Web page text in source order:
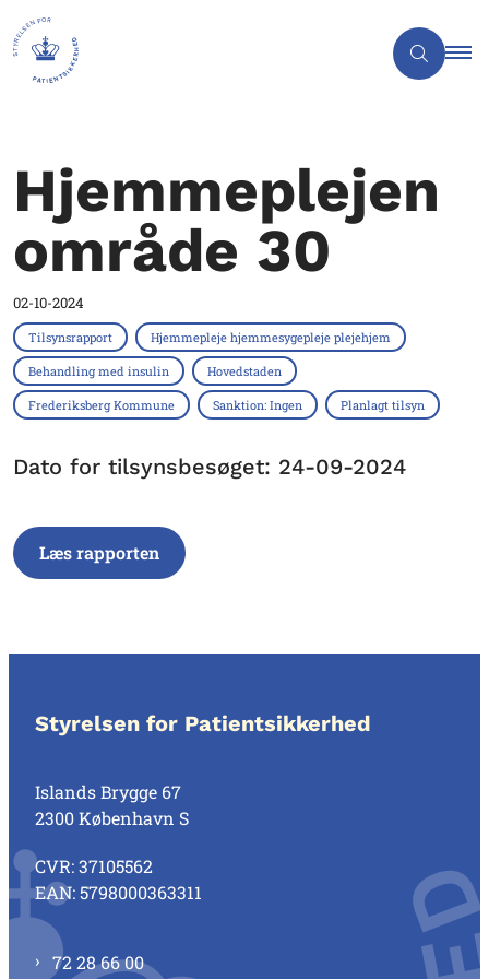
Hjemmeplejen
område 30
02-10-2024
Tilsynsrapport Hjemmepleje hjemmesygepleje plejehjem
Behandling med insulin Hovedstaden
Frederiksberg Kommune Sanktion: Ingen Planlagt tilsyn
Dato for tilsynsbesøget: 24-09-2024
Læs rapporten
Styrelsen for Patientsikkerhed
Islands Brygge 67
2300 København S
CVR: 37105562
EAN: 5798000363311
72 28 66 00